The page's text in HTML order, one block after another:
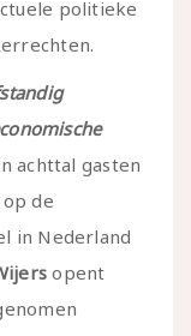
politieke
achttal gasten
de
in Nederland
opent